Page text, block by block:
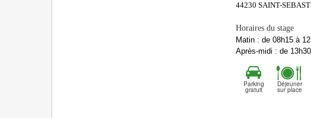
44230 SAINT-
Horaires du stage
Matin : de 08h15 à
Après-midi : de
Parking
gratuit
Déjeuner
sur place